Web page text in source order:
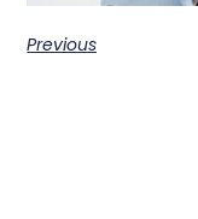
Previous